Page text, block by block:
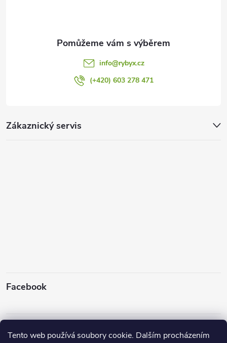
Tento web používá soubory cookie. Dalším procházením
Zákaznický servis
Facebook
info@rybyx.cz
(+420) 603 278 471